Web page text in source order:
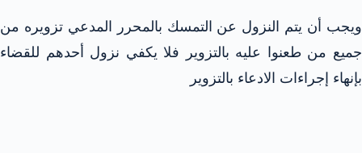
ويجب أن يتم النزول عن التمسك بالمحرر المدعي تزويره من
جميع من طعنوا عليه بالتزوير فلا يكفي نزول أحدهم للقضاء
بإنهاء إجراءات الادعاء بالتزوير